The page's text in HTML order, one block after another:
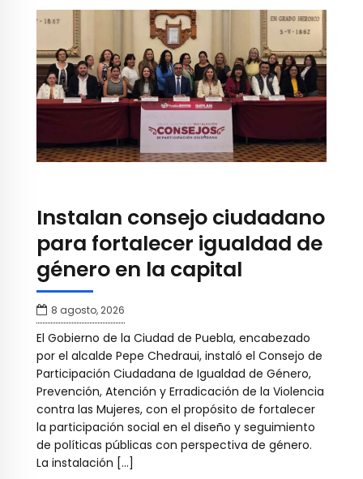
Instalan consejo ciudadano
para fortalecer igualdad de
género en la capital
8 agosto, 2026
El Gobierno de la Ciudad de Puebla, encabezado
por el alcalde Pepe Chedraui, instaló el Consejo de
Participación Ciudadana de Igualdad de Género,
Prevención, Atención y Erradicación de la Violencia
contra las Mujeres, con el propósito de fortalecer
la participación social en el diseño y seguimiento
de políticas públicas con perspectiva de género.
La instalación […]